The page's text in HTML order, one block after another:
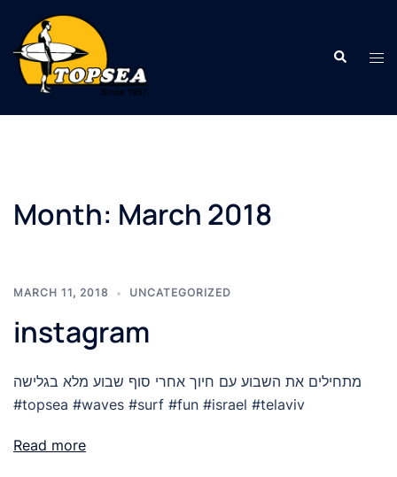
content
Search
Month: March 2018
MARCH 11, 2018 UNCATEGORIZED
instagram
מתחילים את השבוע עם חיוך אחרי סוף שבוע מלא בגלישה
#topsea #waves #surf #fun #israel #telaviv
Read more